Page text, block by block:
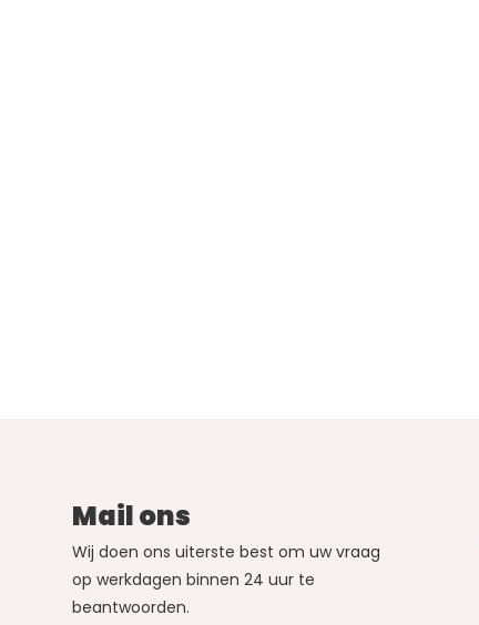
Mail ons
Wij doen ons uiterste best om uw vraag
op werkdagen binnen 24 uur te
beantwoorden.